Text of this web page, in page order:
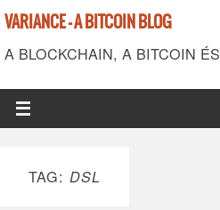
VARIANCE - A BITCOIN BLOG
A BLOCKCHAIN, A BITCOIN
TAG: DSL